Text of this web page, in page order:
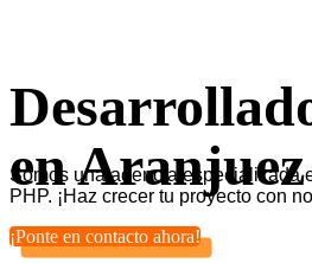
en Aranjuez
Somos una agencia especializada
PHP. ¡Haz crecer tu proyecto con
¡Ponte en contacto ahora!